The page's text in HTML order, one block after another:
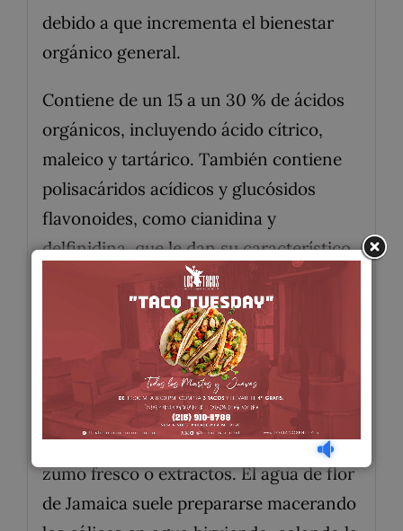
debido a que incrementa el bienestar
orgánico general.
Contiene de un 15 a un 30 % de ácidos
orgánicos, incluyendo ácido cítrico,
maleico y tartárico. También contiene
polisacáridos acídicos y glucósidos
flavonoides, como cianidina y
delfinidina, que le dan su característico
color rojo oscuro.
El agua de flor de Jamaica es popular en
Jamaica, México, Centroamérica y
partes de Sudamérica y el Caribe. Es
una de las bebidas baratas (frescos,
frescas) hechas típicamente a partir de
zumo fresco o extractos. El agua de flor
de Jamaica suele prepararse macerando